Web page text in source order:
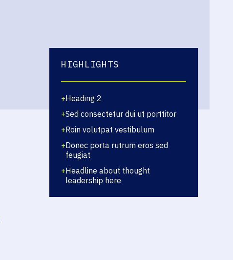
HIGHLIGHTS
+Heading 2
+Sed consectetur dui ut porttitor
+Roin volutpat vestibulum
+Donec porta rutrum eros sed
feugiat
+Headline about thought
leadership here